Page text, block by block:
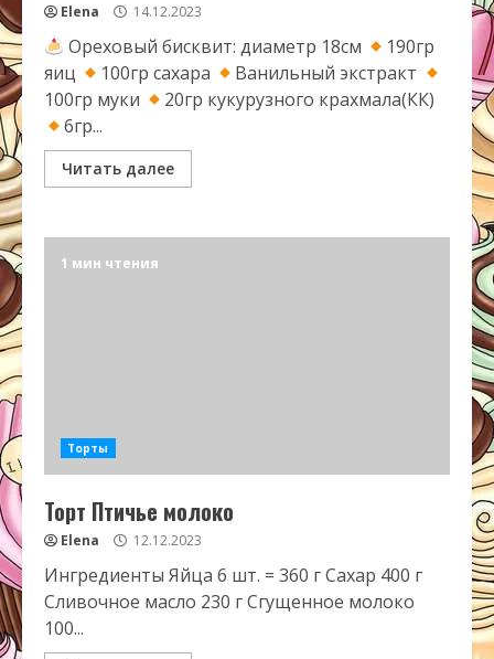
Elena 14.12.2023
Ореховый бисквит: диаметр 18см
190гр
яиц
100гр сахара
Ванильный экстракт
100гр муки
20гр кукурузного крахмала(КК)
6гр...
Читать далее
1 мин чтения
Торты
Торт Птичье молоко
Elena 12.12.2023
Ингредиенты Яйца 6 шт. = 360 г Сахар 400 г
Сливочное масло 230 г Сгущенное молоко
100...